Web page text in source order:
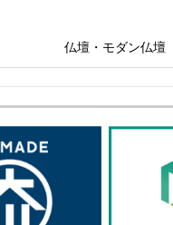
仏壇・モダン仏壇